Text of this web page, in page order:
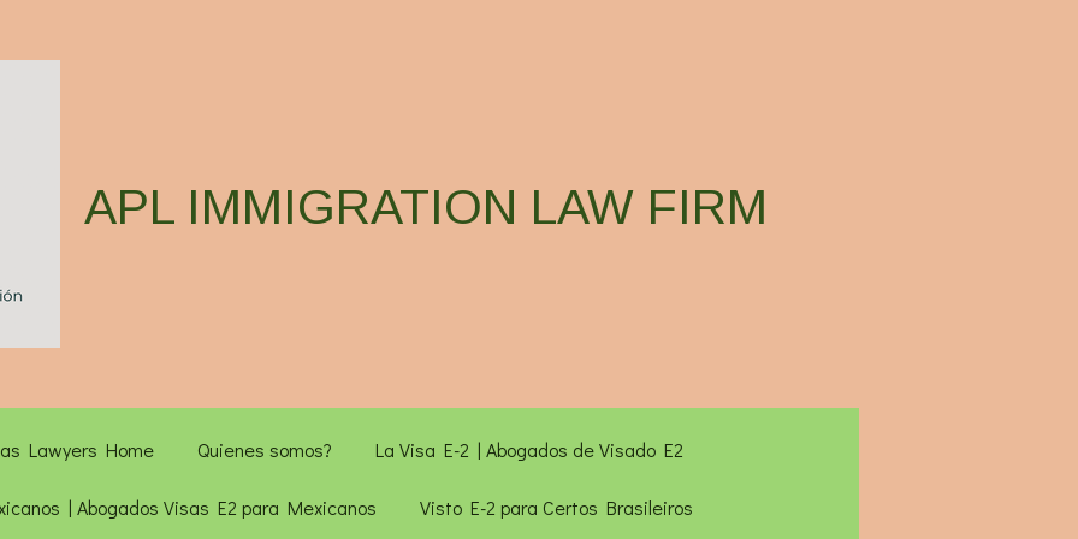
APL IMMIGRATION LAW FIRM
Lawyers Home Quienes somos? La Visa E-2 | Abogados de Visado E2
| Abogados Visas E2 para Mexicanos Visto E-2 para Certos Brasileiros